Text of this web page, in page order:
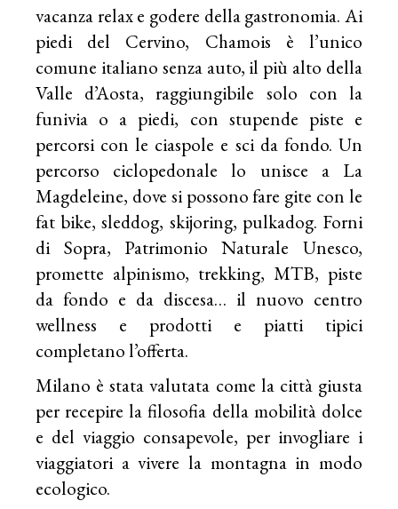
vacanza relax e godere della gastronomia. Ai
piedi del Cervino, Chamois è l’unico
comune italiano senza auto, il più alto della
Valle d’Aosta, raggiungibile solo con la
funivia o a piedi, con stupende piste e
percorsi con le ciaspole e sci da fondo. Un
percorso ciclopedonale lo unisce a La
Magdeleine, dove si possono fare gite con le
fat bike, sleddog, skijoring, pulkadog. Forni
di Sopra, Patrimonio Naturale Unesco,
promette alpinismo, trekking, MTB, piste
da fondo e da discesa… il nuovo centro
wellness e prodotti e piatti tipici
completano l’offerta.
Milano è stata valutata come la città giusta
per recepire la filosofia della mobilità dolce
e del viaggio consapevole, per invogliare i
viaggiatori a vivere la montagna in modo
ecologico.